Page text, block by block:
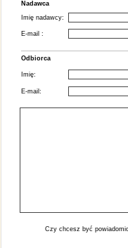
Nadawca
Imię nadawcy:
E-mail :
Odbiorca
Imię:
E-mail:
Czy chcesz być